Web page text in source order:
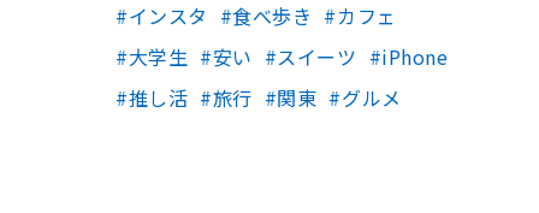
インスタ
食べ歩き
カフェ
大学生
安い スイーツ
iPhone
推し活
旅行 関東 グルメ